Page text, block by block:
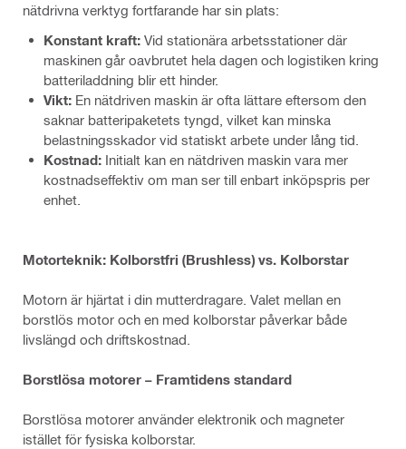
nätdrivna verktyg fortfarande har sin plats:
Konstant kraft: Vid stationära arbetsstationer där
maskinen går oavbrutet hela dagen och logistiken kring
batteriladdning blir ett hinder.
Vikt: En nätdriven maskin är ofta lättare eftersom den
saknar batteripaketets tyngd, vilket kan minska
belastningsskador vid statiskt arbete under lång tid.
Kostnad: Initialt kan en nätdriven maskin vara mer
kostnadseffektiv om man ser till enbart inköpspris per
enhet.
Motorteknik: Kolborstfri (Brushless) vs. Kolborstar
Motorn är hjärtat i din mutterdragare. Valet mellan en
borstlös motor och en med kolborstar påverkar både
livslängd och driftskostnad.
Borstlösa motorer – Framtidens standard
Borstlösa motorer använder elektronik och magneter
istället för fysiska kolborstar.